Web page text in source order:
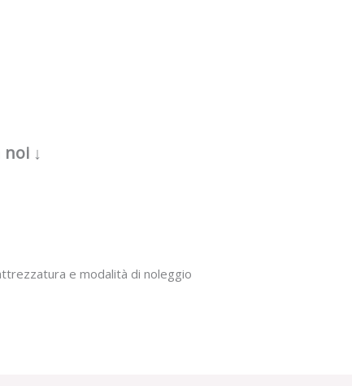
↓
e modalità di noleggio